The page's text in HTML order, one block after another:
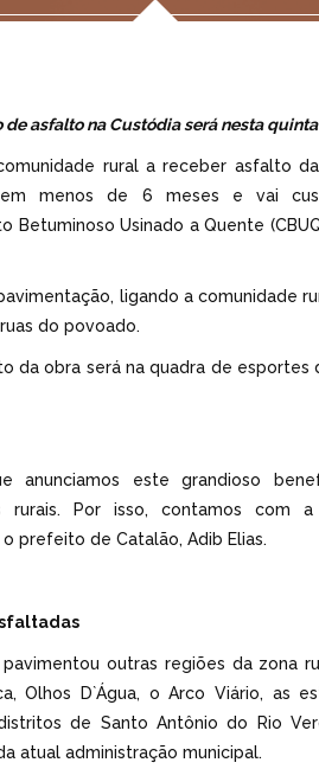
de asfalto na Custódia será nesta
rural a receber asfalto
menos de 6 meses e vai
Betuminoso Usinado a Quente
ligando a comunidade
do povoado.
da obra será na quadra de esportes
anunciamos este grandioso
rurais. Por isso, contamos com
prefeito de Catalão, Adib Elias.
outras regiões da zona
Olhos D`Água, o Arco Viário, as
de Santo Antônio do Rio
atual administração municipal.